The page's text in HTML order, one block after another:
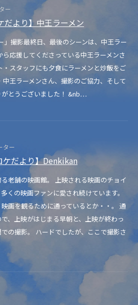
ー
だより】中王ラーメン
」撮影最終日、最後のシーンは、中王ラー
応援してくださっている中王ラーメンさ
・スタッフにも夕食にラーメンと炒飯をご
王ラーメンさん、撮影のご協力、そして
がとうございました！ &nb…
ター
ケだより】Denkikan
老舗の映画館。 上映される映画のチョイ
くの映画ファンに愛され続けています。
画を観るために通っているとか・・。 通
、上映がはじまる早朝と、上映が終わっ
の撮影。 ハードでしたが、ここで撮影さ